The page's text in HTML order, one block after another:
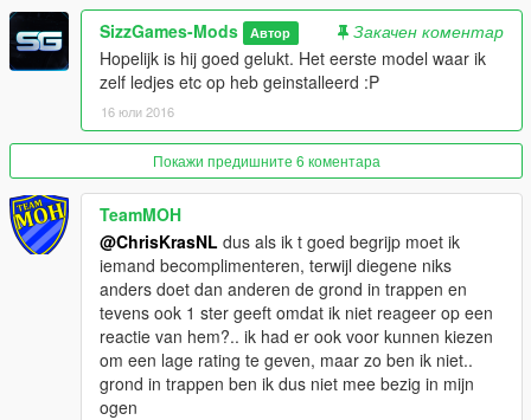
SizzGames-Mods Автор
Закачен коментар
Hopelijk is hij goed gelukt. Het eerste model waar ik
zelf ledjes etc op heb geinstalleerd :P
16 юли 2016
Покажи предишните 6 коментара
TeamMOH
@ChrisKrasNL dus als ik t goed begrijp moet ik
iemand becomplimenteren, terwijl diegene niks
anders doet dan anderen de grond in trappen en
tevens ook 1 ster geeft omdat ik niet reageer op een
reactie van hem?.. ik had er ook voor kunnen kiezen
om een lage rating te geven, maar zo ben ik niet..
grond in trappen ben ik dus niet mee bezig in mijn
ogen